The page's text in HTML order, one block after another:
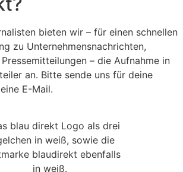
bieten wir – für einen schnellen
zu Unternehmensnachrichten,
– die Aufnahme in
an. Bitte sende uns für deine
E-Mail.